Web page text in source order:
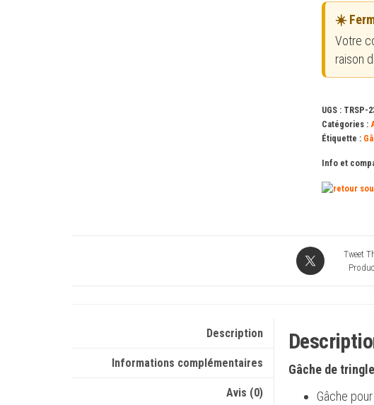
☀️
Votre
raison
UGS : TRSP-
Catégories :
Étiquette :
Info et
Tweet
Description
Informations complémentaires
Avis (0)
Gâche de
Gâche